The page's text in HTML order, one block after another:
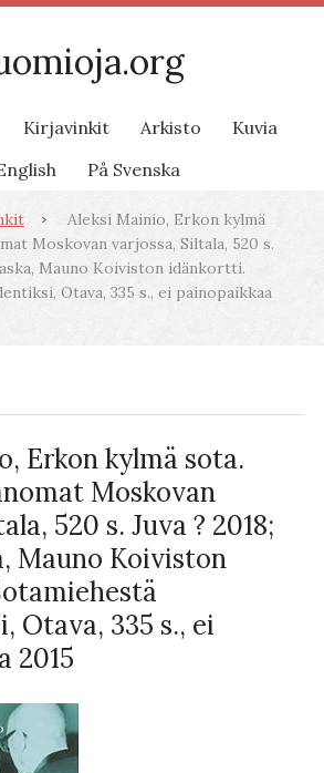
Kirjavinkit Arkisto
Kuvia
På Svenska
Aleksi Mainio, Erkon kylmä
Moskovan varjossa, Siltala, 520 s.
Mauno Koiviston idänkortti.
Otava, 335 s., ei painopaikkaa
Erkon kylmä sota.
Moskovan
520 s. Juva ? 2018;
Mauno Koiviston
Otava, 335 s., ei
2015